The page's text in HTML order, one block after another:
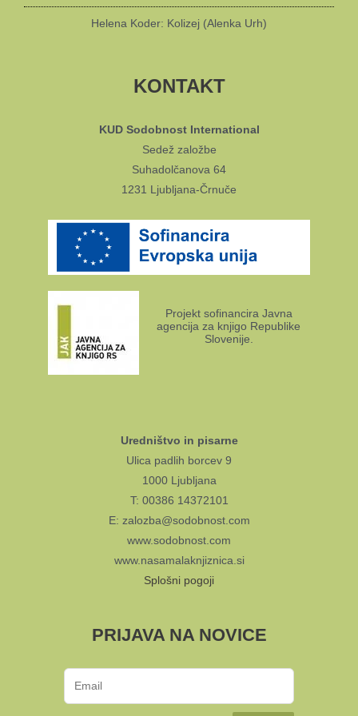
Helena Koder: Kolizej (Alenka Urh)
KONTAKT
KUD Sodobnost International
Sedež založbe
Suhadolčanova 64
1231 Ljubljana-Črnuče
Projekt sofinancira Javna
agencija za knjigo Republike
Slovenije.
Uredništvo in pisarne
Ulica padlih borcev 9
1000 Ljubljana
T: 00386 14372101
E: zalozba@sodobnost.com
www.sodobnost.com
www.nasamalaknjiznica.si
Splošni pogoji
PRIJAVA NA NOVICE